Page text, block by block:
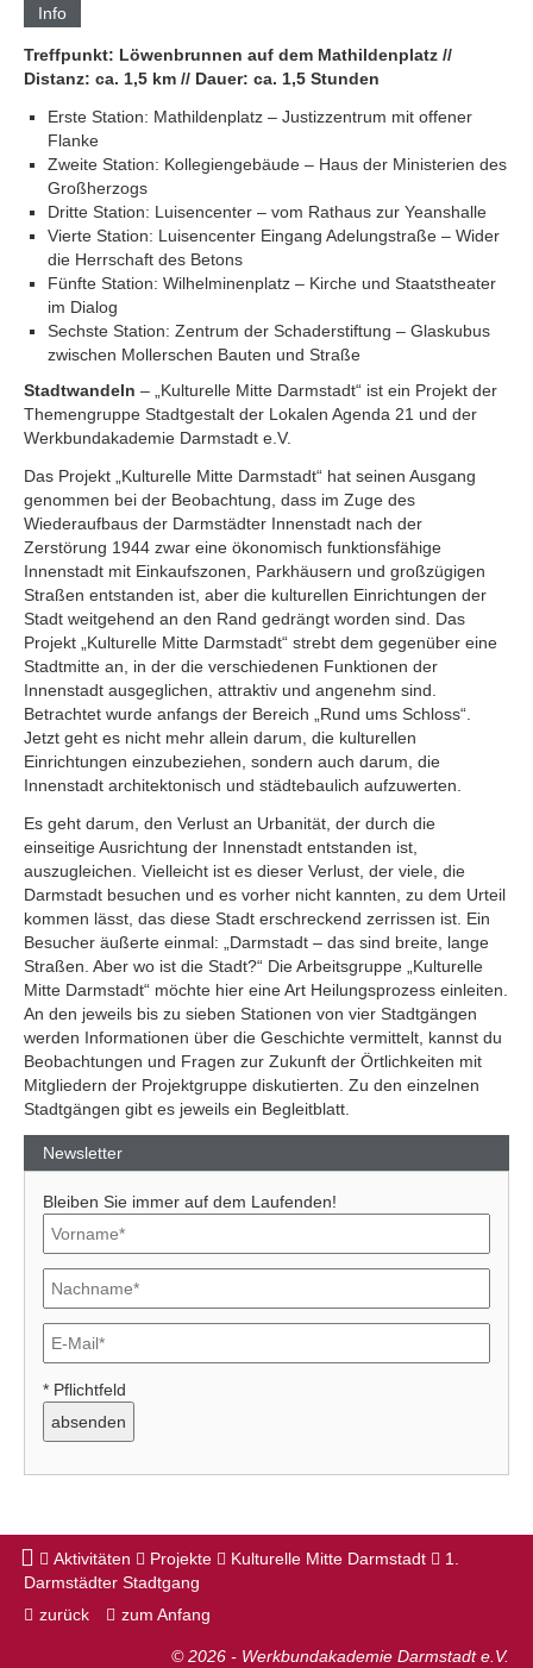
Info
Treffpunkt: Löwenbrunnen auf dem Mathildenplatz //
Distanz: ca. 1,5 km // Dauer: ca. 1,5 Stunden
Erste Station: Mathildenplatz – Justizzentrum mit offener
Flanke
Zweite Station: Kollegiengebäude – Haus der Ministerien des
Großherzogs
Dritte Station: Luisencenter – vom Rathaus zur Yeanshalle
Vierte Station: Luisencenter Eingang Adelungstraße – Wider
die Herrschaft des Betons
Fünfte Station: Wilhelminenplatz – Kirche und Staatstheater
im Dialog
Sechste Station: Zentrum der Schaderstiftung – Glaskubus
zwischen Mollerschen Bauten und Straße
Stadtwandeln – „Kulturelle Mitte Darmstadt“ ist ein Projekt der
Themengruppe Stadtgestalt der Lokalen Agenda 21 und der
Werkbundakademie Darmstadt e.V.
Das Projekt „Kulturelle Mitte Darmstadt“ hat seinen Ausgang
genommen bei der Beobachtung, dass im Zuge des
Wiederaufbaus der Darmstädter Innenstadt nach der
Zerstörung 1944 zwar eine ökonomisch funktionsfähige
Innenstadt mit Einkaufszonen, Parkhäusern und großzügigen
Straßen entstanden ist, aber die kulturellen Einrichtungen der
Stadt weitgehend an den Rand gedrängt worden sind. Das
Projekt „Kulturelle Mitte Darmstadt“ strebt dem gegenüber eine
Stadtmitte an, in der die verschiedenen Funktionen der
Innenstadt ausgeglichen, attraktiv und angenehm sind.
Betrachtet wurde anfangs der Bereich „Rund ums Schloss“.
Jetzt geht es nicht mehr allein darum, die kulturellen
Einrichtungen einzubeziehen, sondern auch darum, die
Innenstadt architektonisch und städtebaulich aufzuwerten.
Es geht darum, den Verlust an Urbanität, der durch die
einseitige Ausrichtung der Innenstadt entstanden ist,
auszugleichen. Vielleicht ist es dieser Verlust, der viele, die
Darmstadt besuchen und es vorher nicht kannten, zu dem Urteil
kommen lässt, das diese Stadt erschreckend zerrissen ist. Ein
Besucher äußerte einmal: „Darmstadt – das sind breite, lange
Straßen. Aber wo ist die Stadt?“ Die Arbeitsgruppe „Kulturelle
Mitte Darmstadt“ möchte hier eine Art Heilungsprozess einleiten.
An den jeweils bis zu sieben Stationen von vier Stadtgängen
werden Informationen über die Geschichte vermittelt, kannst du
Beobachtungen und Fragen zur Zukunft der Örtlichkeiten mit
Mitgliedern der Projektgruppe diskutierten. Zu den einzelnen
Stadtgängen gibt es jeweils ein Begleitblatt.
Newsletter
Bleiben Sie immer auf dem Laufenden!
* Pflichtfeld
Aktivitäten Projekte Kulturelle Mitte Darmstadt
1.
Darmstädter Stadtgang
zurück
zum Anfang
© 2026 - Werkbundakademie Darmstadt e.V.